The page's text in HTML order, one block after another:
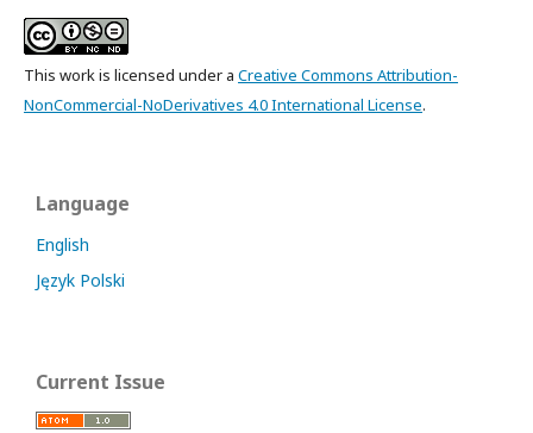
This work is licensed under a Creative Commons Attribution-
NonCommercial-NoDerivatives 4.0 International License.
Language
English
Język Polski
Current Issue